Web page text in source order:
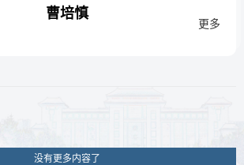
曹培慎
更多
没有更多内容了